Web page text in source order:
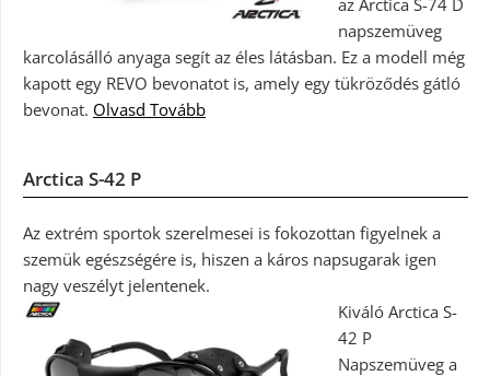
napszemüveg
karcolásálló anyaga segít az éles látásban. Ez a modell még
kapott egy REVO bevonatot is, amely egy tükröződés gátló
bevonat. Olvasd Tovább
Arctica S-42 P
Az extrém sportok szerelmesei is fokozottan figyelnek a
szemük egészségére is, hiszen a káros napsugarak igen
nagy veszélyt jelentenek.
Kiváló Arctica S-
42 P
Napszemüveg a